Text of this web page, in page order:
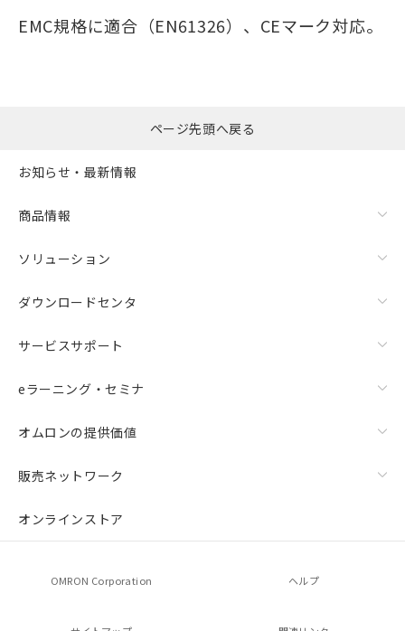
EMC規格に適合（EN61326）、CEマーク対応。
ページ先頭へ戻る
お知らせ・最新情報
商品情報
ソリューション
ダウンロードセンタ
サービスサポート
eラーニング・セミナ
オムロンの提供価値
販売ネットワーク
オンラインストア
OMRON Corporation ヘルプ